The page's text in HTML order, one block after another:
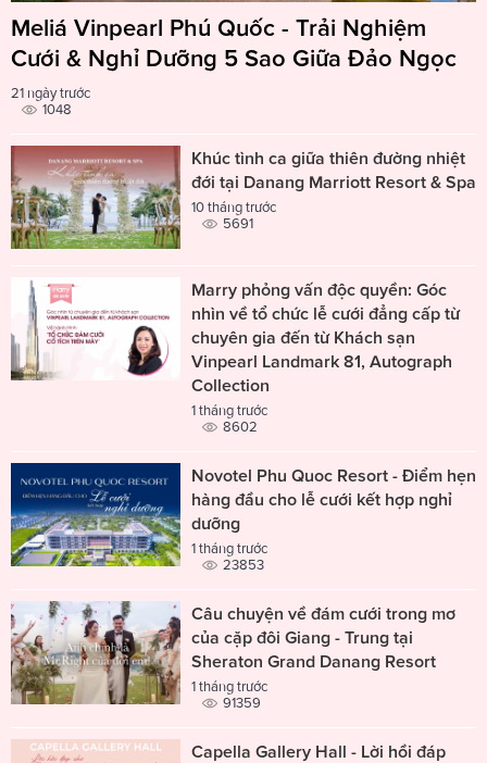
Meliá Vinpearl Phú Quốc - Trải Nghiệm
Cưới & Nghỉ Dưỡng 5 Sao Giữa Đảo Ngọc
21 ngày trước
1048
Khúc tình ca giữa thiên đường nhiệt
đới tại Danang Marriott Resort & Spa
10 tháng trước
5691
Marry phỏng vấn độc quyền: Góc
nhìn về tổ chức lễ cưới đẳng cấp từ
chuyên gia đến từ Khách sạn
Vinpearl Landmark 81, Autograph
Collection
1 tháng trước
8602
Novotel Phu Quoc Resort - Điểm hẹn
hàng đầu cho lễ cưới kết hợp nghỉ
dưỡng
1 tháng trước
23853
Câu chuyện về đám cưới trong mơ
của cặp đôi Giang - Trung tại
Sheraton Grand Danang Resort
1 tháng trước
91359
Capella Gallery Hall - Lời hồi đáp